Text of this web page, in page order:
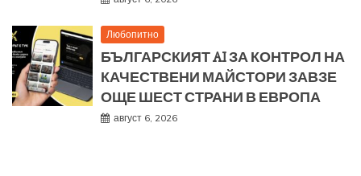
Любопитно
БЪЛГАРСКИЯТ AI ЗА КОНТРОЛ НА
КАЧЕСТВЕНИ МАЙСТОРИ ЗАВЗЕ
ОЩЕ ШЕСТ СТРАНИ В ЕВРОПА
август 6, 2026